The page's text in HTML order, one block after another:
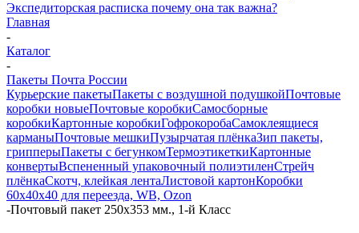
Экспедиторская расписка почему она так важна?
Главная
-
Каталог
-
Пакеты Почта России
Курьерские пакетыПакеты с воздушной подушкойПочтовые
коробки новыеПочтовые коробкиСамосборные
коробкиКартонные коробкиГофрокоробаСамоклеящиеся
карманыПочтовые мешкиПузырчатая плёнкаЗип пакеты,
грипперыПакеты с бегункомТермоэтикеткиКартонные
конвертыВспененный упаковочный полиэтиленСтрейч
плёнкаСкотч, клейкая лентаЛистовой картонКоробки
60х40х40 для переезда, WB, Ozon
-Почтовый пакет 250х353 мм., 1-й Класс